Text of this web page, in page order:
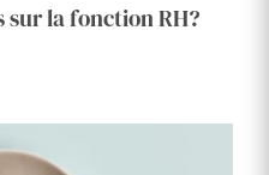
sur la fonction RH?